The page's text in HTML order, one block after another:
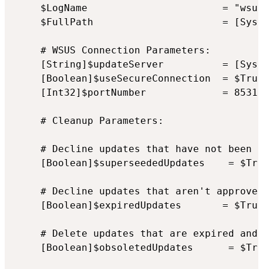
$LogName                       =
$FullPath                      =
# WSUS Connection Parameters:
[String]$updateServer          =
[Boolean]$useSecureConnection  = $True
[Int32]$portNumber             = 8531
# Cleanup Parameters:
# Decline updates that have not been
[Boolean]$superseededUpdates    =
# Decline updates that aren't
[Boolean]$expiredUpdates       =
# Delete updates that are expired
[Boolean]$obsoletedUpdates      =